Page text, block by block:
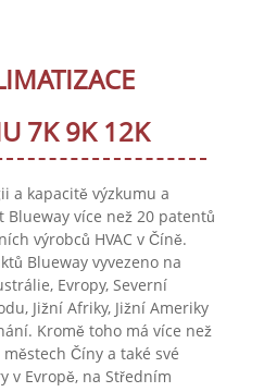
7K 9K 12K
a kapacitě výzkumu a
Blueway více než 20 patentů
výrobců HVAC v Číně.
Blueway vyvezeno na
Evropy, Severní
Jižní Afriky, Jižní Ameriky
Kromě toho má více než
Číny a také své
v Evropě, na Středním